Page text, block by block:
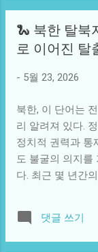
물건을 구매하는
건은 다이소의 사
었다. 북적이는
물건들이 사람들
는 매개체가 되기
다 친구인 탈리와
다. 탈리는 가장
에게 바다의 상태
가고, 거기에서
그 말을 듣고 깊
결심을 하게 되었
났다. 그중에서도
데, 스프링은 바
그녀의 고향으로
밀을 파헤치는
야기해주었다. 이
🐍 북한 탈북
로 이어진 탈
- 5월 23, 2026
북한, 이 단어는
리 알려져 있다.
정치적 권력과 통
도 불굴의 의지를
다. 최근 몇 년간
식이다. 이 이야
시작으로, 북한
댓글 쓰기